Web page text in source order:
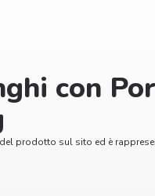
con
prodotto sul sito ed è